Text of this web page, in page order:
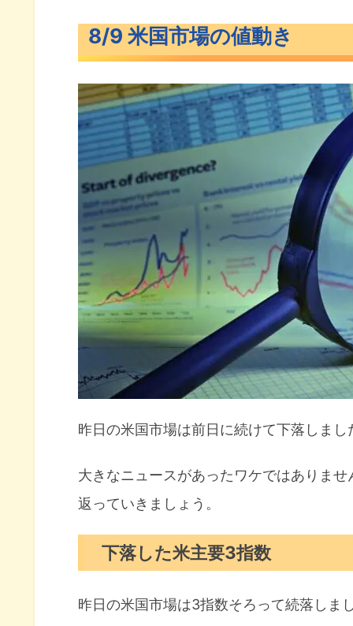
下落した米主要3指数
S&P500ヒートマップ
セクター別パフォーマンス
S&P500チャート分析
米国市場のトピックス
中国への米投資制限に署名した
米債券市場でインフレ期待が再
アップストアへの訴訟退けられ
8月の注目イベントについて
まとめ
8/9 米国市場の値動き
昨日の米国市場は前日に続けて下落しまし
大きなニュースがあったワケではありま
返っていきましょう。
下落した米主要3指数
昨日の米国市場は3指数そろって続落しま